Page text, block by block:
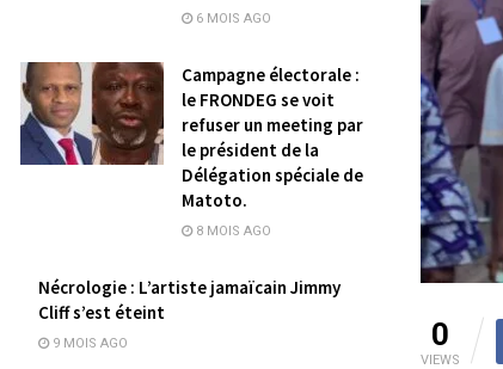
0
VIEWS
6 MOIS AGO
Campagne électorale :
le FRONDEG se voit
refuser un meeting par
le président de la
Délégation spéciale de
Matoto.
8 MOIS AGO
Nécrologie : L’artiste jamaïcain Jimmy
Cliff s’est éteint
9 MOIS AGO